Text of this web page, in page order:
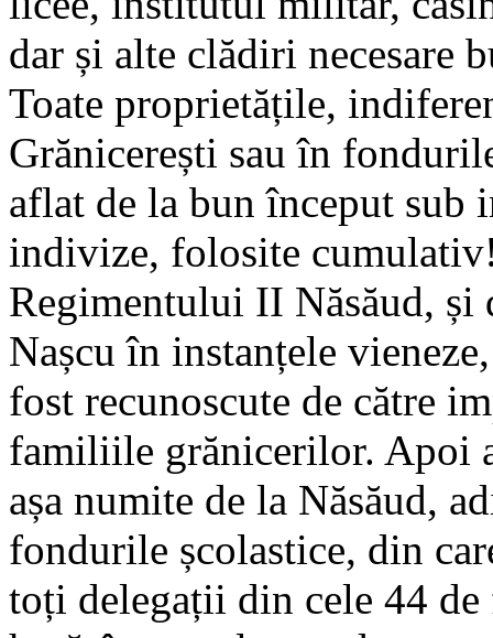
dar și alte clădiri necesare
Toate proprietățile,
Grănicerești sau în
aflat de la bun început sub
indivize, folosite
Regimentului II Năsăud, și
Nașcu în instanțele
fost recunoscute de către
familiile grănicerilor. Apoi
așa numite de la Năsăud,
fondurile școlastice, din
toți delegații din cele 44